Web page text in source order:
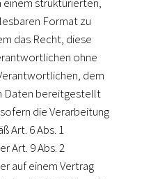
Format zu
das Recht, diese
ohne
dem
Daten bereitgestellt
die Verarbeitung
Art. 6 Abs. 1
Art. 9 Abs. 2
auf einem Vertrag